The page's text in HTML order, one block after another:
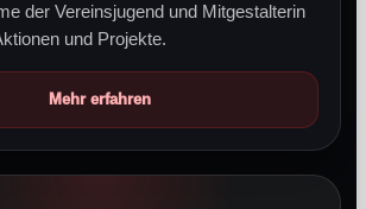
der Vereinsjugend und Mitgestalterin
und Projekte.
Mehr erfahren